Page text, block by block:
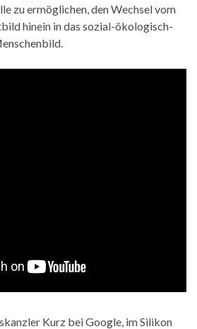
zu ermöglichen, den Wechsel vom
hinein in das sozial-ökologisch-
Kurz bei Google, im Silikon